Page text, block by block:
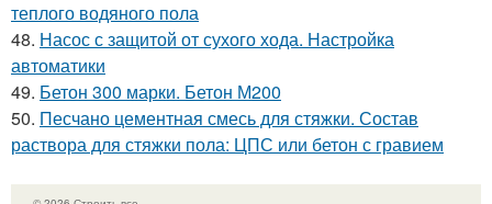
теплого водяного пола
48. Насос с защитой от сухого хода. Настройка
автоматики
49. Бетон 300 марки. Бетон М200
50. Песчано цементная смесь для стяжки. Состав
раствора для стяжки пола: ЦПС или бетон с гравием